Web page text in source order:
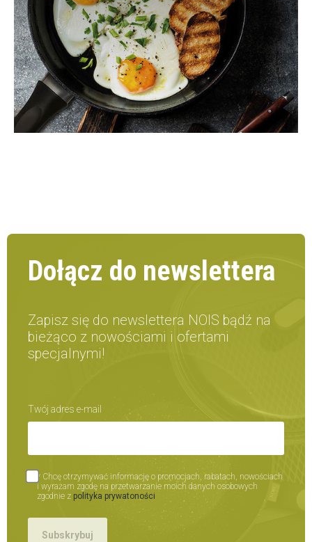
Dołącz do newslettera
Zapisz się do newslettera NOIS bądź na
bieżąco z nowościami i ofertami
specjalnymi!
Twój adres e-mail
* Chcę otrzymywać informację o promocjach, rabatach, nowościach
i wyrażam zgodę na przetwarzanie moich danych osobowych
zgodnie z polityka prywatoności
Subskrybuj